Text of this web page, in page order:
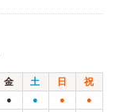
金 土 日
祝
● ● ● ●